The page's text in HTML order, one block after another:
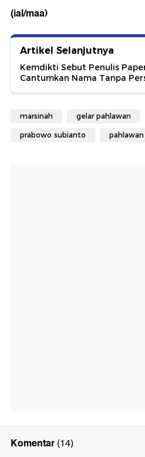
(ial/maa)
Artikel Selanjutnya
Kemdikti Sebut Penulis
Cantumkan Nama Tanpa
marsinah gelar pahlawan
prabowo subianto pahlawan